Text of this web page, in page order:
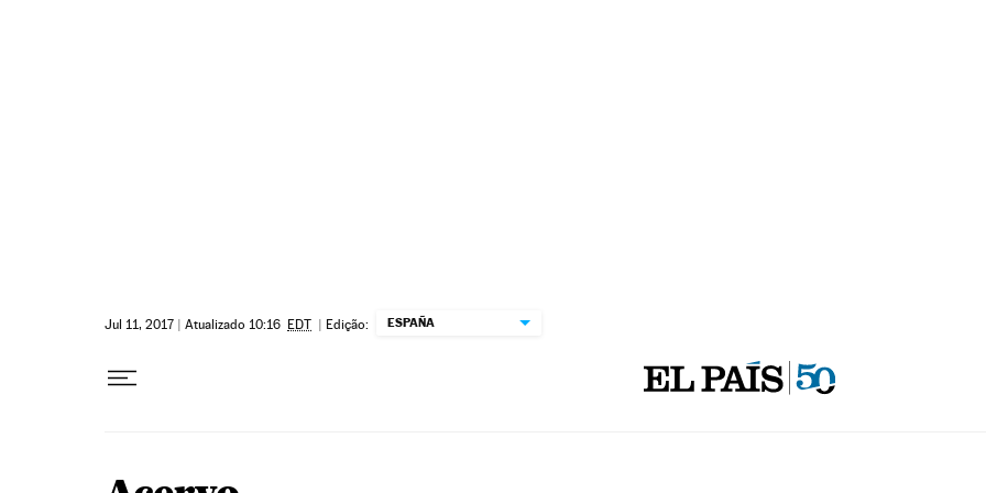
Jul 11, 2017 | Atualizado 10:16 EDT | Edição: ESPAÑA